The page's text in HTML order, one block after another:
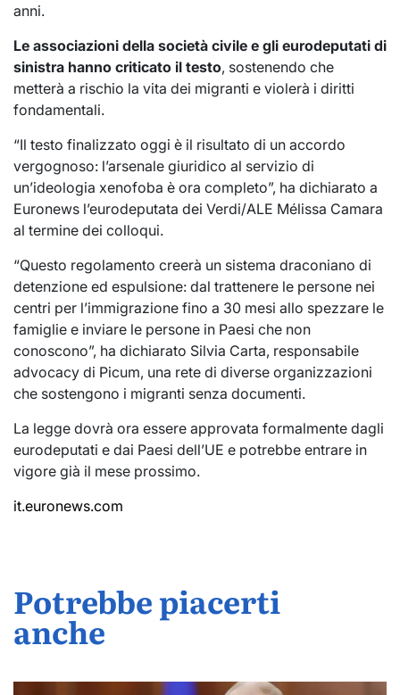
anni.
Le associazioni della società civile e gli eurodeputati di
sinistra hanno criticato il testo, sostenendo che
metterà a rischio la vita dei migranti e violerà i diritti
fondamentali.
“Il testo finalizzato oggi è il risultato di un accordo
vergognoso: l’arsenale giuridico al servizio di
un’ideologia xenofoba è ora completo”, ha dichiarato a
Euronews l’eurodeputata dei Verdi/ALE Mélissa Camara
al termine dei colloqui.
“Questo regolamento creerà un sistema draconiano di
detenzione ed espulsione: dal trattenere le persone nei
centri per l’immigrazione fino a 30 mesi allo spezzare le
famiglie e inviare le persone in Paesi che non
conoscono”, ha dichiarato Silvia Carta, responsabile
advocacy di Picum, una rete di diverse organizzazioni
che sostengono i migranti senza documenti.
La legge dovrà ora essere approvata formalmente dagli
eurodeputati e dai Paesi dell’UE e potrebbe entrare in
vigore già il mese prossimo.
it.euronews.com
Potrebbe piacerti
anche